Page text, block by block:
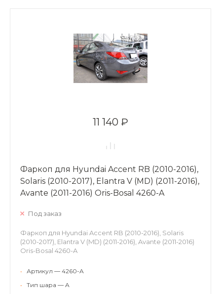
11 140 ₽
Фаркоп для Hyundai Accent RB (2010-2016),
Solaris (2010-2017), Elantra V (MD) (2011-2016),
Avante (2011-2016) Oris-Bosal 4260-A
Под заказ
Фаркоп для Hyundai Accent RB (2010-2016), Solaris
(2010-2017), Elantra V (MD) (2011-2016), Avante (2011-2016)
Oris-Bosal 4260-A
•
Артикул — 4260-A
•
Тип шара — A